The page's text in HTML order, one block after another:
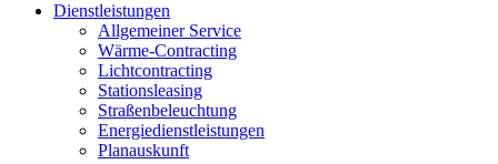
Dienstleistungen
Allgemeiner Service
Wärme-Contracting
Lichtcontracting
Stationsleasing
Straßenbeleuchtung
Energiedienstleistungen
Planauskunft